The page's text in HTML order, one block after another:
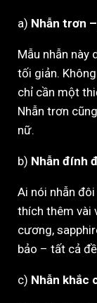
a) Nhẫn trơn
Mẫu nhẫn này
tối giản.
chỉ cần một
Nhẫn trơn
nữ.
b) Nhẫn đính
Ai nói nhẫn
thích thêm vài
cương,
bảo – tất cả
c) Nhẫn khắc